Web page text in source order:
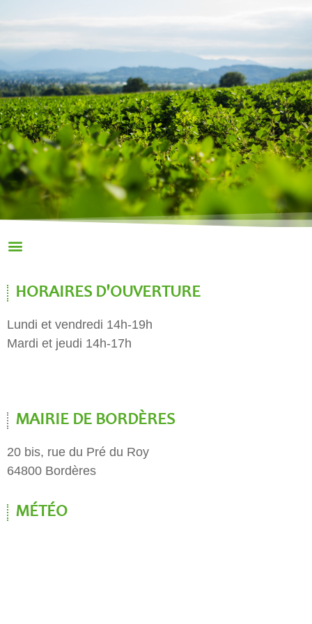
HORAIRES D'OUVERTURE
Lundi et vendredi 14h-19h
Mardi et jeudi 14h-17h
MAIRIE DE BORDÈRES
20 bis, rue du Pré du Roy
64800 Bordères
MÉTÉO